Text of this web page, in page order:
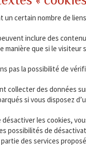
certain nombre de
inclure des
manière que si le
pas la possibilité de
collecter des données
si vous disposez
désactiver les cookies,
possibilités de
des services